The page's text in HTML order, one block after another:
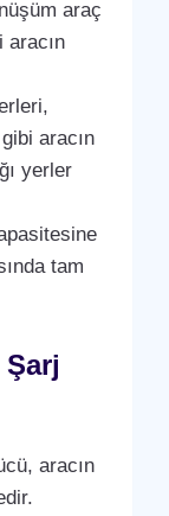
araç
aracın
aracın
yerler
tam
Şarj
aracın